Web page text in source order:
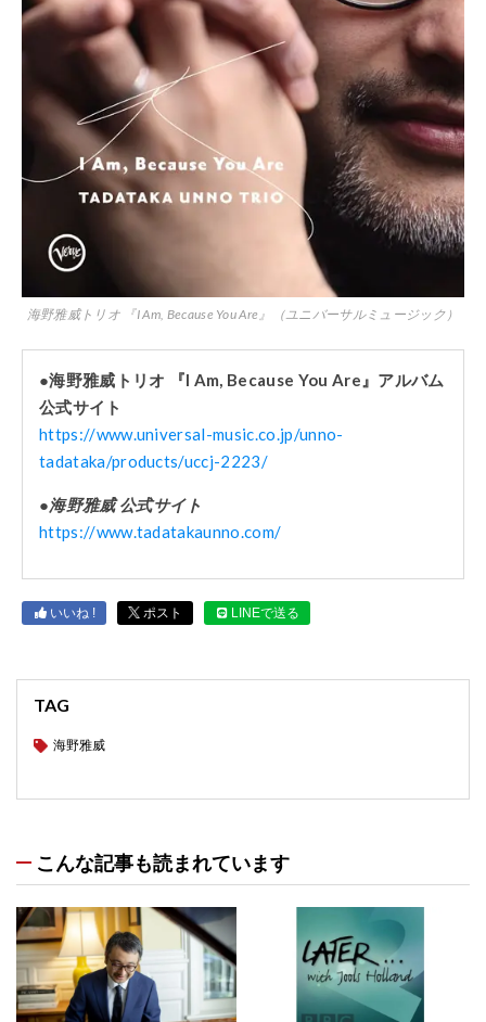
海野雅威トリオ 『I Am, Because You Are』（ユニバーサルミュージック）
●海野雅威トリオ 『I Am, Because You Are』アルバム
公式サイト
https://www.universal-music.co.jp/unno-
tadataka/products/uccj-2223/
●海野雅威 公式サイト
https://www.tadatakaunno.com/
いいね ! ポスト LINEで送る
TAG
海野雅威
こんな記事も読まれています